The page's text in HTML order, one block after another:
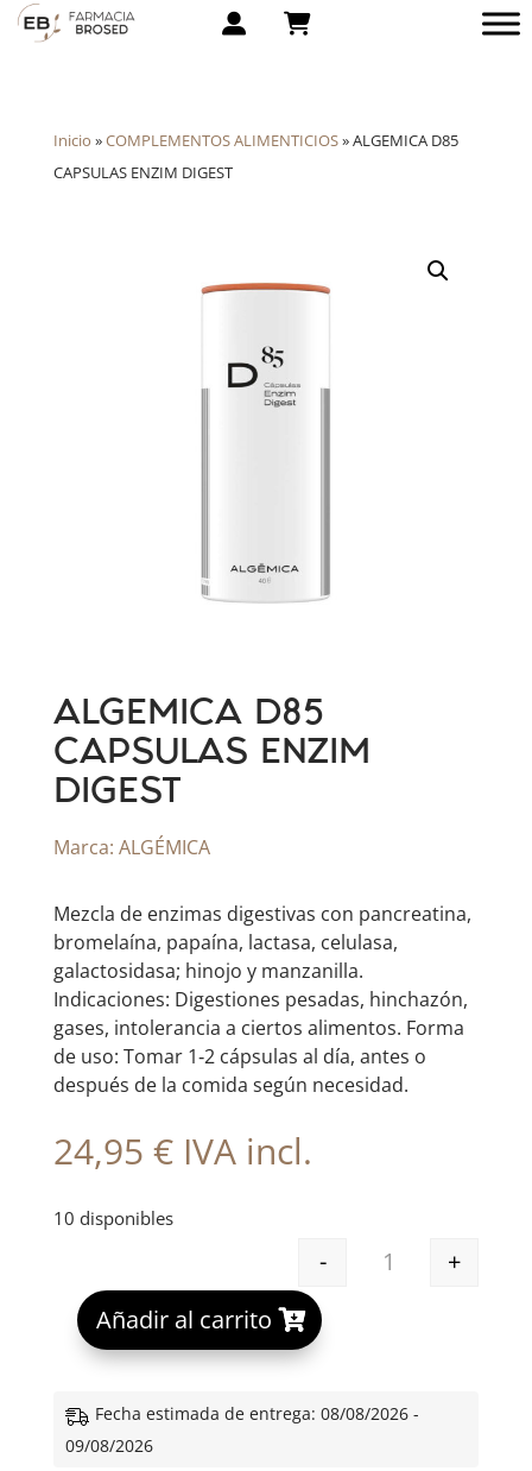
Inicio »COMPLEMENTOS ALIMENTICIOS»ALGEMICA D85
CAPSULAS ENZIM DIGEST
ALGEMICA D85
CAPSULAS ENZIM
DIGEST
Marca: ALGÉMICA
Mezcla de enzimas digestivas con pancreatina,
bromelaína, papaína, lactasa, celulasa,
galactosidasa; hinojo y manzanilla.
Indicaciones: Digestiones pesadas, hinchazón,
gases, intolerancia a ciertos alimentos. Forma
de uso: Tomar 1‑2 cápsulas al día, antes o
después de la comida según necesidad.
24,95 € IVA incl.
10 disponibles
ALGEMICA D85
-
+
Añadir al carrito
A
e
Fecha estimada de entrega: 08/08/2026 -
09/08/2026